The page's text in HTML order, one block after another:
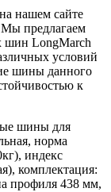
нашем сайте
предлагаем
шин LongMarch
условий
шины данного
к
шины для
норма
индекс
комплектация:
профиля 438 мм,